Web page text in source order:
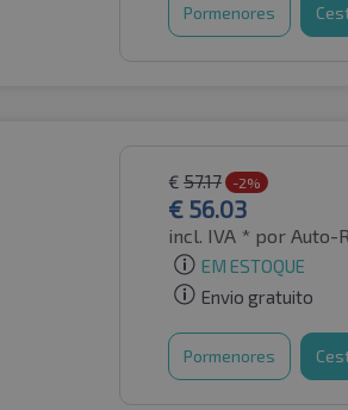
Pormenores
€ 57.17 -2%
€ 56.03
incl. IVA * por Auto-
EM ESTOQUE
Envio gratuito
Pormenores